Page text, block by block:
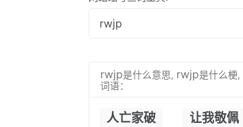
rwjp是什么意思, rwjp是什么梗,
词语：
人亡家破 让我敬佩